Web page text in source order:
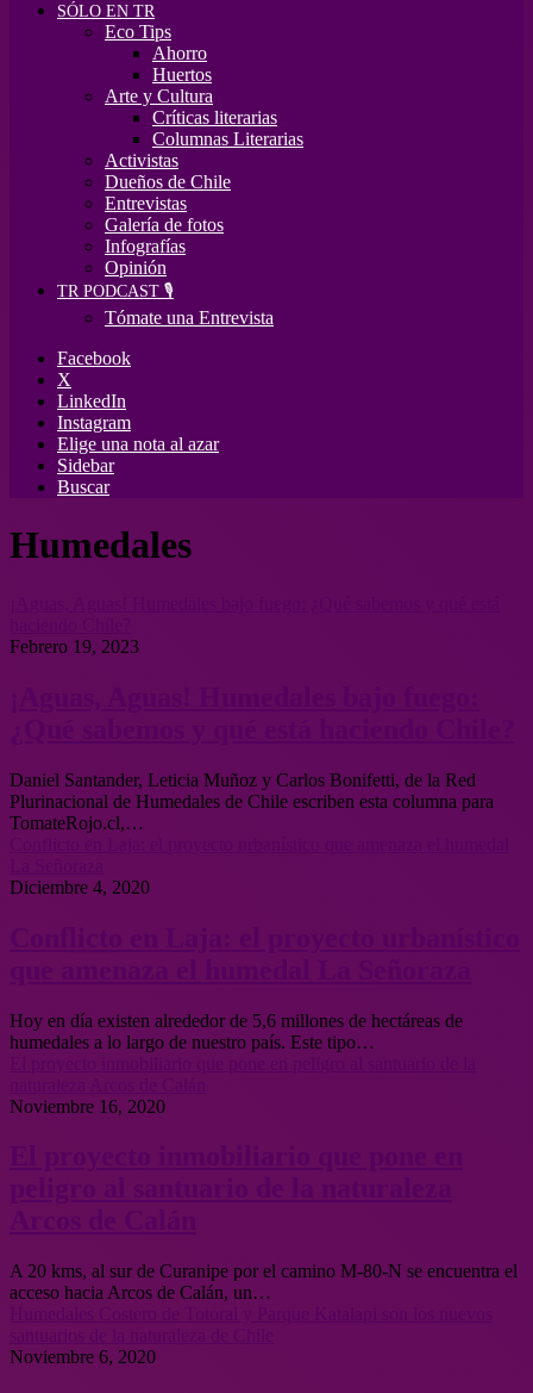
SÓLO EN TR
Eco Tips
Ahorro
Huertos
Arte y Cultura
Críticas literarias
Columnas Literarias
Activistas
Dueños de Chile
Entrevistas
Galería de fotos
Infografías
Opinión
TR PODCAST 🎙️
Tómate una Entrevista
Facebook
X
LinkedIn
Instagram
Elige una nota al azar
Sidebar
Buscar
Humedales
Febrero 19, 2023
Daniel Santander, Leticia Muñoz y Carlos Bonifetti, de la Red
Plurinacional de Humedales de Chile escriben esta columna para
TomateRojo.cl,…
Diciembre 4, 2020
Hoy en día existen alrededor de 5,6 millones de hectáreas de
humedales a lo largo de nuestro país. Este tipo…
Noviembre 16, 2020
A 20 kms, al sur de Curanipe por el camino M-80-N se encuentra el
acceso hacia Arcos de Calán, un…
Noviembre 6, 2020